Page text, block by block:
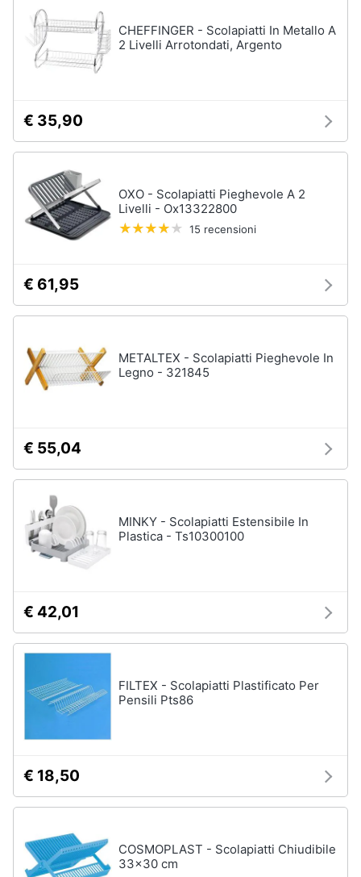
CHEFFINGER - Scolapiatti In Metallo A
2 Livelli Arrotondati, Argento
€ 35,90
OXO - Scolapiatti Pieghevole A 2
Livelli - Ox13322800
15 recensioni
€ 61,95
METALTEX - Scolapiatti Pieghevole In
Legno - 321845
€ 55,04
MINKY - Scolapiatti Estensibile In
Plastica - Ts10300100
€ 42,01
FILTEX - Scolapiatti Plastificato Per
Pensili Pts86
€ 18,50
COSMOPLAST - Scolapiatti Chiudibile
33x30 cm